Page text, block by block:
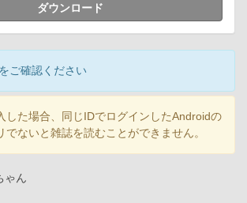
ダウンロード
ご確認ください
した場合、同じIDでログインしたAndroidの
でないと雑誌を読むことができません。
ゃん